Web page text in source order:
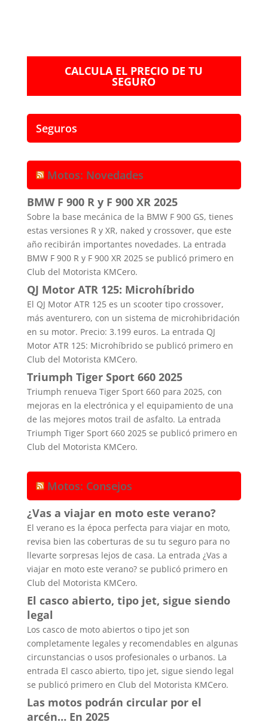
CALCULA EL PRECIO DE TU
SEGURO
Seguros
Motos: Novedades
BMW F 900 R y F 900 XR 2025
Sobre la base mecánica de la BMW F 900 GS, tienes
estas versiones R y XR, naked y crossover, que este
año recibirán importantes novedades. La entrada
BMW F 900 R y F 900 XR 2025 se publicó primero en
Club del Motorista KMCero.
QJ Motor ATR 125: Microhíbrido
El QJ Motor ATR 125 es un scooter tipo crossover,
más aventurero, con un sistema de microhibridación
en su motor. Precio: 3.199 euros. La entrada QJ
Motor ATR 125: Microhíbrido se publicó primero en
Club del Motorista KMCero.
Triumph Tiger Sport 660 2025
Triumph renueva Tiger Sport 660 para 2025, con
mejoras en la electrónica y el equipamiento de una
de las mejores motos trail de asfalto. La entrada
Triumph Tiger Sport 660 2025 se publicó primero en
Club del Motorista KMCero.
Motos: Consejos
¿Vas a viajar en moto este verano?
El verano es la época perfecta para viajar en moto,
revisa bien las coberturas de su tu seguro para no
llevarte sorpresas lejos de casa. La entrada ¿Vas a
viajar en moto este verano? se publicó primero en
Club del Motorista KMCero.
El casco abierto, tipo jet, sigue siendo
legal
Los casco de moto abiertos o tipo jet son
completamente legales y recomendables en algunas
circunstancias o usos profesionales o urbanos. La
entrada El casco abierto, tipo jet, sigue siendo legal
se publicó primero en Club del Motorista KMCero.
Las motos podrán circular por el
arcén… En 2025